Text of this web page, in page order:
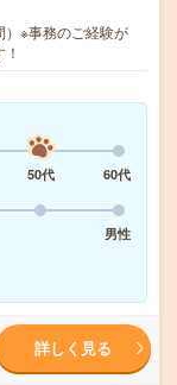
）※事務のご経験が
50代
60代
男性
詳しく見る